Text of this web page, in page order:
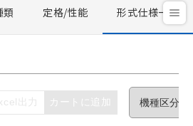
類 定格/性能 形式仕様一覧
出力 カートに追加
せていただくものです。
器事業取扱商品の中には、
の対象外となる商品もある
承ください。
よび標準価格照会結果は、